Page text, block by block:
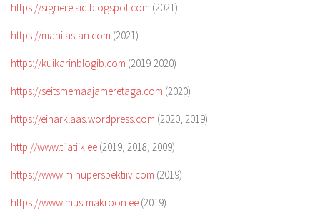
https://signereisid.blogspot.com (2021)
https://manilastan.com (2021)
https://kuikarinblogib.com (2019-2020)
https://seitsmemaajameretaga.com (2020)
https://einarklaas.wordpress.com (2020, 2019)
http://www.tiiatiik.ee (2019, 2018, 2009)
https://www.minuperspektiiv.com (2019)
https://www.mustmakroon.ee (2019)